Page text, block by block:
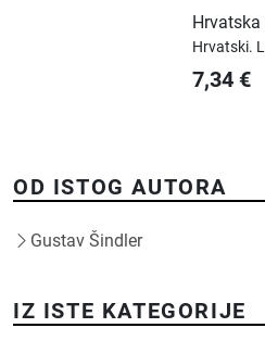
Hrvatski.
7,34 €
OD ISTOG AUTORA
Gustav Šindler
IZ ISTE KATEGORIJE